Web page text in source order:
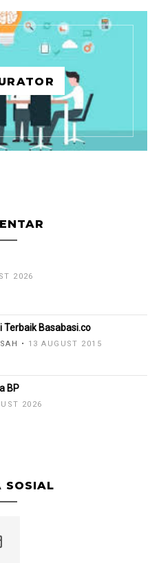
2026
Terbaik Basabasi.co
13 AUGUST 2015
BP
2026
SOSIAL